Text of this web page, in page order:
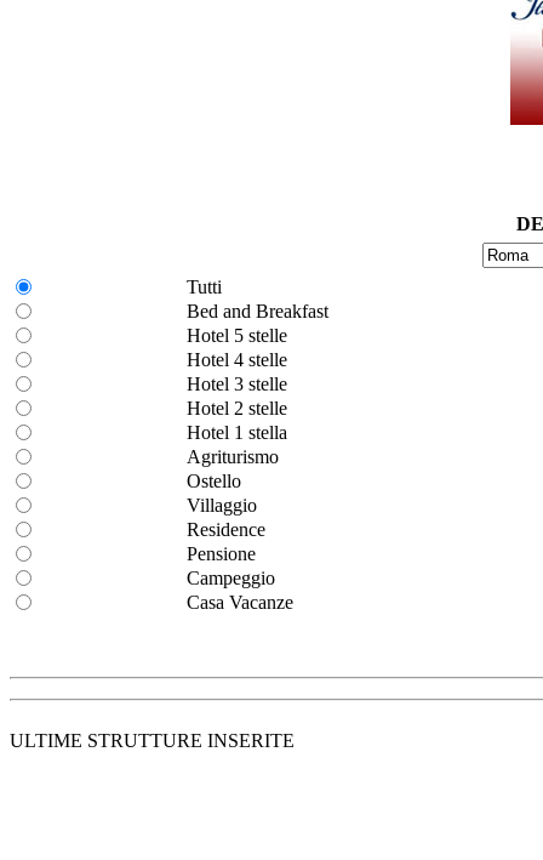
Tutti
Bed and Breakfast
Hotel 5 stelle
Hotel 4 stelle
Hotel 3 stelle
Hotel 2 stelle
Hotel 1 stella
Agriturismo
Ostello
Villaggio
Residence
Pensione
Campeggio
Casa Vacanze
ULTIME STRUTTURE INSERITE